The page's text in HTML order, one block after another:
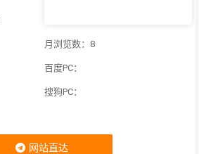
月浏览数：8
百度PC：
搜狗PC：
网站直达